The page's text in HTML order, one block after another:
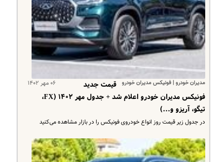
مدیران خودرو | فونیکس مدیران خودرو ۰۶ مهر ۱۴۰۲
قیمت جدید
فونیکس مدیران خودرو اعلام شد + جدول مهر ۱۴۰۲ (FX،
تیگو، آریزو و...)
در جدول زیر قیمت روز انواع خودروی فونیکس را در بازار مشاهده می‌کنید